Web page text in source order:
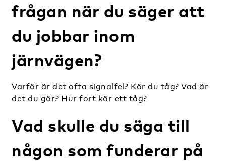
frågan när du säger att
du jobbar inom
järnvägen?
Varför är det ofta signalfel? Kör du tåg? Vad är
det du gör? Hur fort kör ett tåg?
Vad skulle du säga till
någon som funderar på